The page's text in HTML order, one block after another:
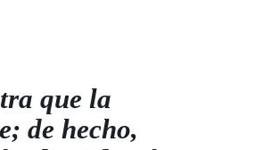
que la
de hecho,